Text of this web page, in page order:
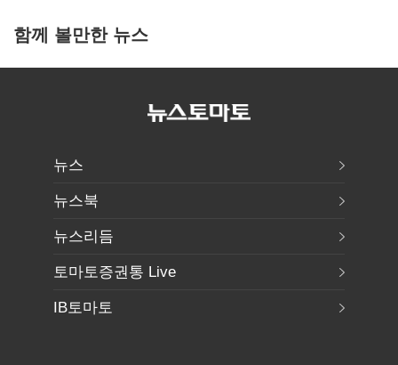
함께 볼만한 뉴스
뉴스
뉴스북
뉴스리듬
토마토증권통 Live
IB토마토